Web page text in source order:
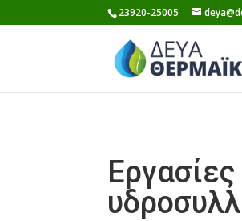
to
23920-25005